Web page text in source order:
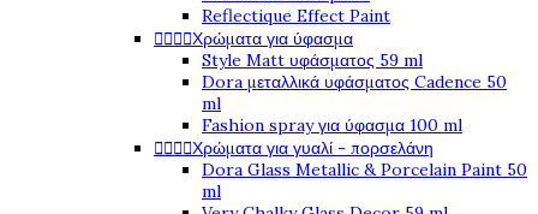
Reflectique Effect Paint
Χρώματα για ύφασμα
Style Matt υφάσματος 59 ml
Dora μεταλλικά υφάσματος Cadence 50
ml
Fashion spray για ύφασμα 100 ml
Χρώματα για γυαλί - πορσελάνη
Dora Glass Metallic & Porcelain Paint 50
ml